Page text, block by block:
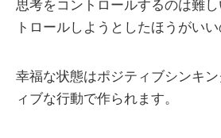
思考をコントロールするのは難
トロールしようとしたほうがいい
幸福な状態はポジティブシンキ
ィブな行動で作られます。